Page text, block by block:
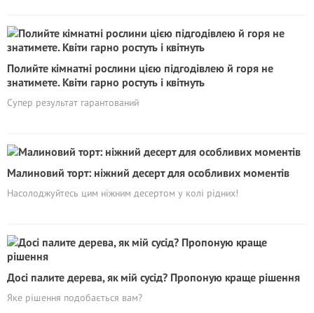
Полийте кімнатні рослини цією підгодівлею й горя не
знатимете. Квіти гарно ростуть і квітнуть
Супер результат гарантований
Малиновий торт: ніжний десерт для особливих моментів
Насолоджуйтесь цим ніжним десертом у колі рідних!
Досі палите дерева, як мій сусід? Пропоную краще рішення
Яке рішення подобається вам?